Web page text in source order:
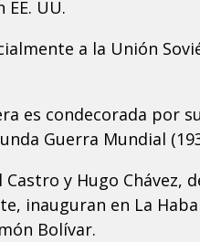
UU.
a la Unión
es condecorada por
Guerra Mundial
y Hugo Chávez,
inauguran en La
Bolívar.